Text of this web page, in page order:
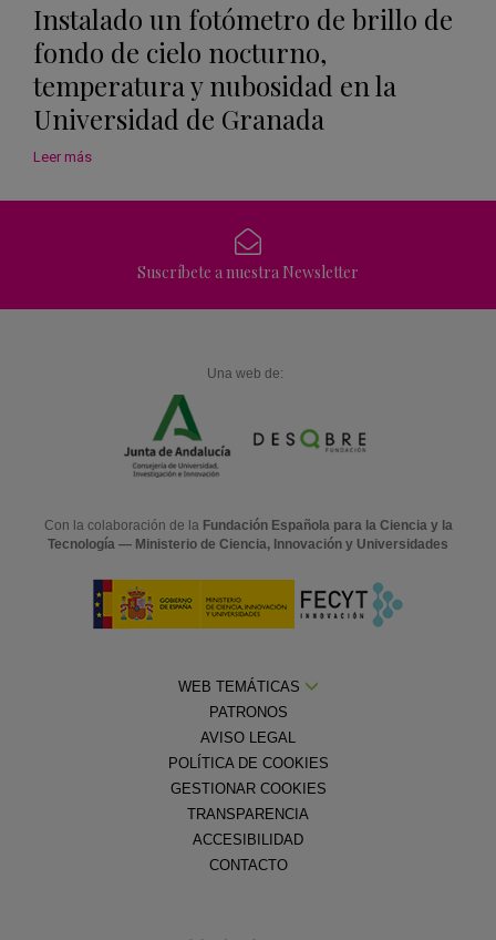
Instalado un fotómetro de brillo de
fondo de cielo nocturno,
temperatura y nubosidad en la
Universidad de Granada
Leer más
Suscríbete a nuestra Newsletter
Una web de:
Con la colaboración de la Fundación Española para la Ciencia y la
Tecnología — Ministerio de Ciencia, Innovación y Universidades
WEB TEMÁTICAS
PATRONOS
AVISO LEGAL
POLÍTICA DE COOKIES
GESTIONAR COOKIES
TRANSPARENCIA
ACCESIBILIDAD
CONTACTO